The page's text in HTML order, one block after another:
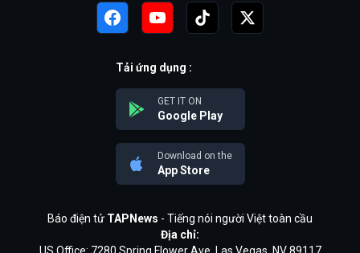
Tải ứng dụng :
GET IT ON
Google Play
Download on the
App Store
Báo điện tử TAPNews - Tiếng nói người Việt toàn cầu
Địa chỉ: